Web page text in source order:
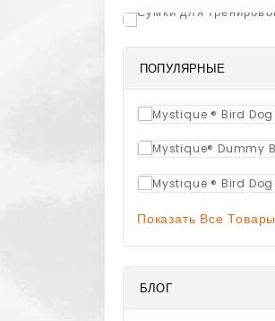
ПОПУЛЯРНЫЕ
Показать Все Товары
БЛОГ